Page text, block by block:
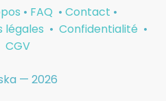
• FAQ •Contact •
légales •Confidentialité •
CGV
— 2026